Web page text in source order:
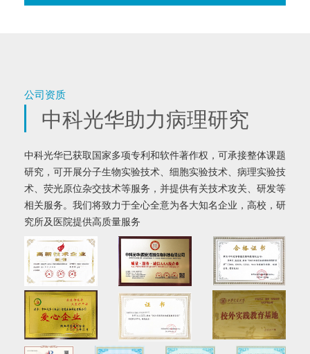
公司资质
中科光华助力病理研究
中科光华已获取国家多项专利和软件著作权，可承接整体课题
研究，可开展分子生物实验技术、细胞实验技术、病理实验技
术、荧光原位杂交技术等服务，并提供有关技术攻关、研发等
相关服务。我们将致力于全心全意为各大知名企业，高校，研
究所及医院提供高质量服务